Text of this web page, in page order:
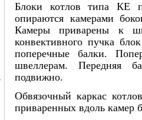
Блоки котлов типа КЕ
опираются камерами
Камеры приварены к
конвективного пучка
попереч­ные балки.
швеллерам. Передняя
подвижно.
Обвязочный каркас
приваренных вдоль камер